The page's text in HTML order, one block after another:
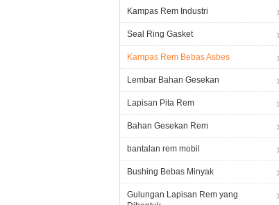
Kampas Rem Industri
Seal Ring Gasket
Kampas Rem Bebas Asbes
Lembar Bahan Gesekan
Lapisan Pita Rem
Bahan Gesekan Rem
bantalan rem mobil
Bushing Bebas Minyak
Gulungan Lapisan Rem yang